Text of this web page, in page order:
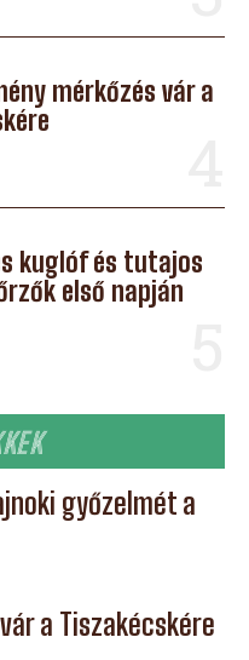
mérkőzés vár a
kuglóf és tutajos
első napján
győzelmét a
a Tiszakécskére